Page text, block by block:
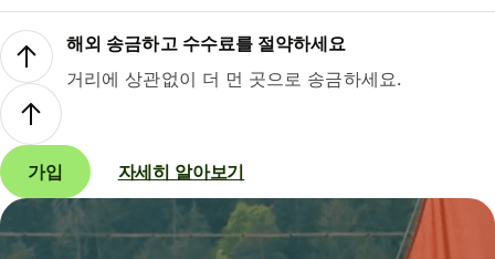
해외 송금하고 수수료를 절약하세요
거리에 상관없이 더 먼 곳으로 송금하세요.
가입 자세히 알아보기